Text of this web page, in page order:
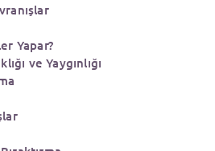
Yapar?
ve Yaygınlığı